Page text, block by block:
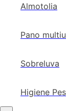
Almotolia
Pano
Sobreluva
Higiene